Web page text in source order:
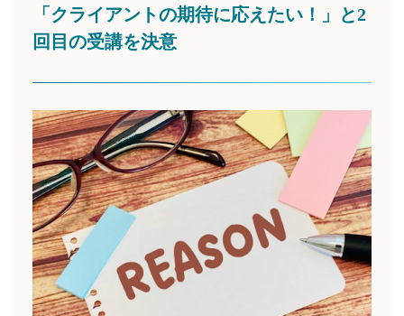
「クライアントの期待に応えたい！」と2
回目の受講を決意